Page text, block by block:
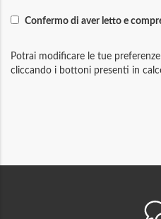
Confermo di aver letto e
Potrai modificare le tue
cliccando i bottoni presenti in